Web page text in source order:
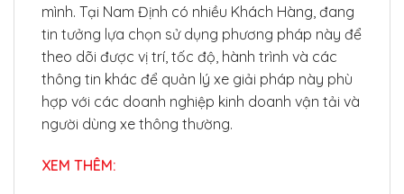
mình. Tại Nam Định có nhiều Khách Hàng, đang
tin tưởng lựa chọn sử dụng phương pháp này để
theo dõi được vị trí, tốc độ, hành trình và các
thông tin khác để quản lý xe giải pháp này phù
hợp với các doanh nghiệp kinh doanh vận tải và
người dùng xe thông thường.
XEM THÊM: